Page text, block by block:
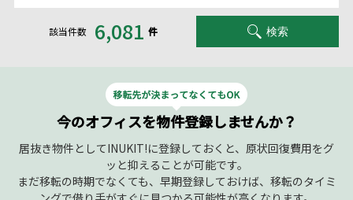
該当件数 6,081 件 検索
今のオフィスを物件登録しませんか？
居抜き物件としてINUKIT!に登録しておくと、原状回復費用をグ
ッと抑えることが可能です。
まだ移転の時期でなくても、早期登録しておけば、移転のタイミ